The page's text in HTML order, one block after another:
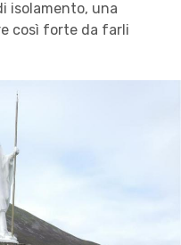
isolamento, una
così forte da farli